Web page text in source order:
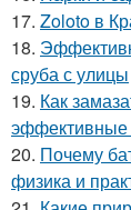
17. Zoloto в
18.
сруба с улицы
19. Как
20. Почему
физика и